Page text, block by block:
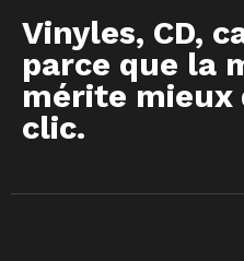
Vinyles, CD,
parce que la
mérite mieux
clic.